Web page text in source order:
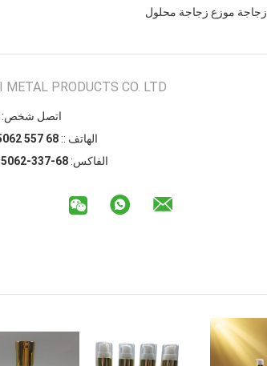
زجاجة موزع زجاجة محلول
METAL PRODUCTS CO. LTD
اتصل شخص:
الهاتف :: 26059032
الفاكس: 2605-9032